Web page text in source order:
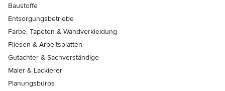
Baustoffe
Entsorgungsbetriebe
Farbe, Tapeten & Wandverkleidung
Fliesen & Arbeitsplatten
Gutachter & Sachverständige
Maler & Lackierer
Planungsbüros